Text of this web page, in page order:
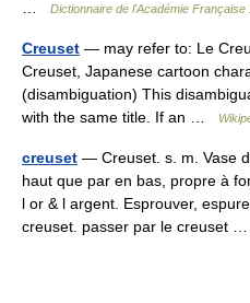
Dictionnaire de l'Académie Française
Creuset — may refer to: Le
Creuset, Japanese cartoon
(disambiguation) This
with the same title. If an …
creuset — Creuset. s. m. Vase
haut que par en bas, propre à
l or & l argent. Esprouver,
creuset. passer par le creuset